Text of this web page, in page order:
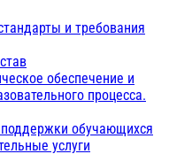
и требования
обеспечение и
процесса.
обучающихся
услуги